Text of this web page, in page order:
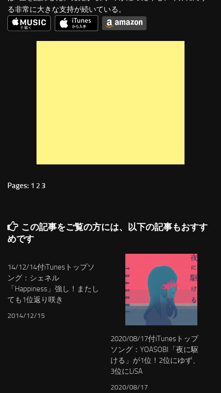
る非常に大きな支持が続いている。
Pages: 1 2 3
この記事をご覧の方には、以下の記事もおすす
めです
14/12/14付iTunesトップソ
ング：シェネル
「Happiness」強し！またし
ても1位返り咲き
2014/12/15
2020/08/17付iTunesトップ
ソング：YOASOBI「夜に駆
ける」が1位！2位にゆず、
3位にLiSA
2020/08/17